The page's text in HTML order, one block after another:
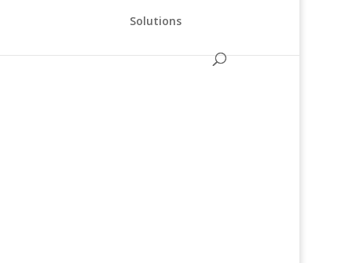
Solutions